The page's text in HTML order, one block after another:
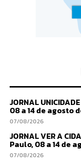
JORNAL
08 a 14 de agosto
07/08/2026
JORNAL VER A
Paulo, 08 a 14 de
07/08/2026